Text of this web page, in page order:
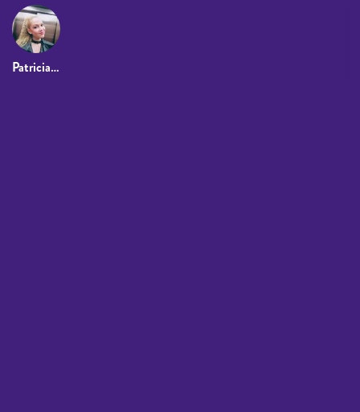
Patricia Amengual Gordiola